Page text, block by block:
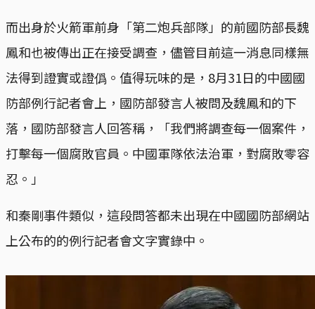
而出身於火箭軍前身「第二炮兵部隊」的前國防部長魏
鳳和也被傳出正在接受調查，儘管目前這一消息同樣無
法得到證實或證僞。值得玩味的是，8月31日的中國國
防部例行記者會上，國防部發言人被問及魏鳳和的下
落，國防部發言人回答稱，「我們將調查每一個案件，
打擊每一個腐敗官員。中國軍隊依法治軍，對腐敗零容
忍。」
和秦剛事件類似，這段問答都未出現在中國國防部網站
上公布的的例行記者會文字實錄中。